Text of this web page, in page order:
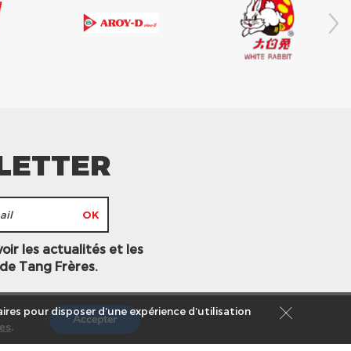
les actualités et les
Tang Frères.
légales
pour disposer d’une expérience d’utilisation
. Accepter